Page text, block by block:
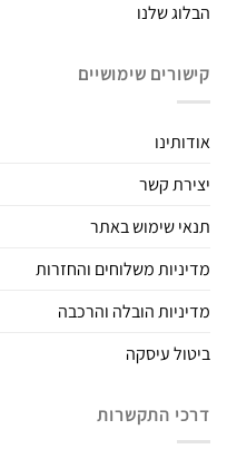
הבלוג שלנו
קישורים שימושיים
אודותינו
יצירת קשר
תנאי שימוש באתר
מדיניות משלוחים והחזרות
מדיניות הובלה והרכבה
ביטול עיסקה
דרכי התקשרות